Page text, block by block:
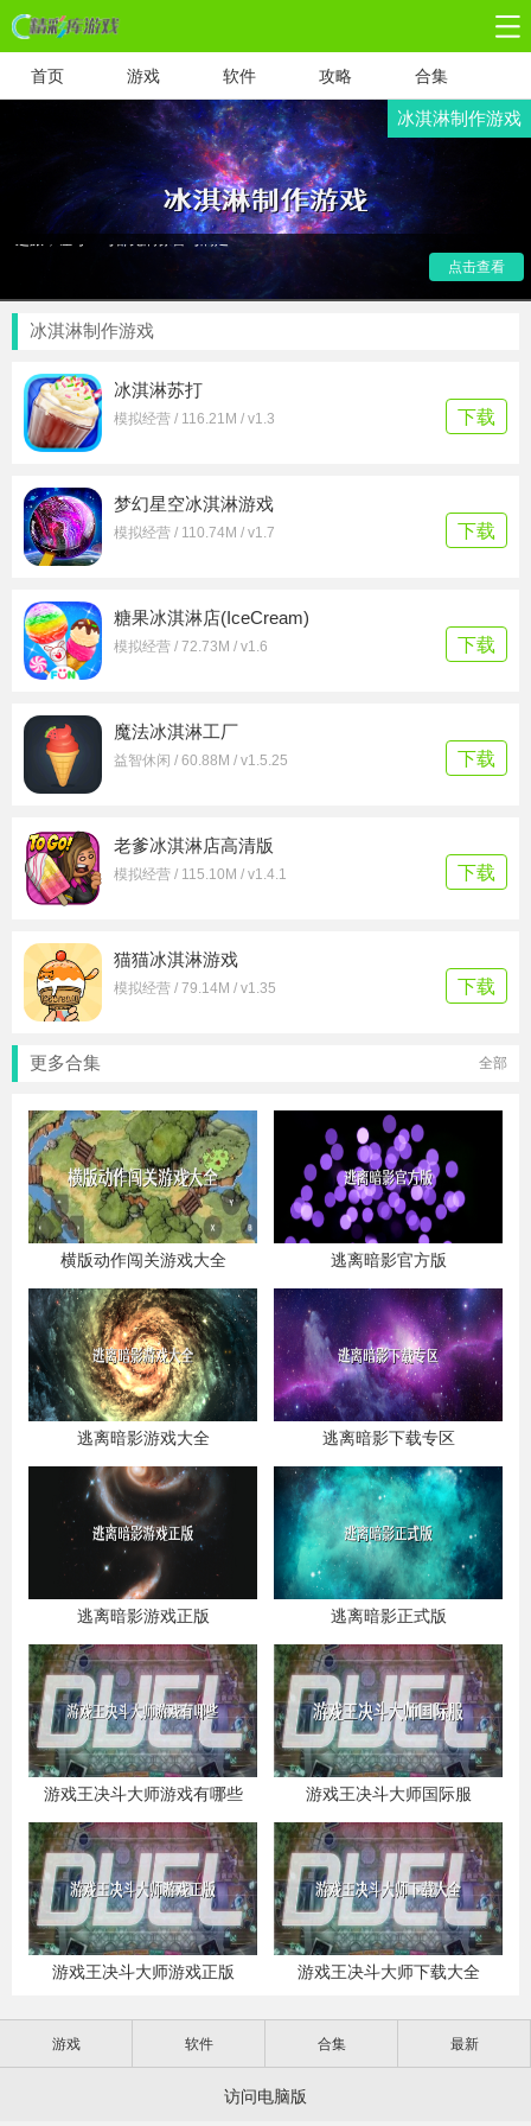
首页 游戏 软件 攻略 合集
冰淇淋制作游戏
"冰淇淋制作游戏应用合集，夏日甜蜜来袭！无论你是冰淇淋爱
好者还是创意大师，这里都有你的专属乐园。集合多款模拟经
营游戏，让你在手机屏幕上化身甜品大师，从经典口味到创意
混搭，海量冰淇淋配方等你解锁。经营你的冰淇淋小店，从选
材到装饰，每一步都充满乐趣与挑战。快来开启你的甜蜜制作
之旅，让每一勺都充满惊喜与满足！"
点击查看
冰淇淋制作游戏
冰淇淋苏打
模拟经营 / 116.21M / v1.3 下载
梦幻星空冰淇淋游戏
模拟经营 / 110.74M / v1.7 下载
糖果冰淇淋店(IceCream)
模拟经营 / 72.73M / v1.6 下载
魔法冰淇淋工厂
益智休闲 / 60.88M / v1.5.25 下载
老爹冰淇淋店高清版
模拟经营 / 115.10M / v1.4.1 下载
猫猫冰淇淋游戏
模拟经营 / 79.14M / v1.35 下载
更多合集 全部
横版动作闯关游戏大全 逃离暗影官方版
逃离暗影游戏大全 逃离暗影下载专区
逃离暗影游戏正版 逃离暗影正式版
游戏王决斗大师游戏有哪些 游戏王决斗大师国际服
游戏王决斗大师游戏正版 游戏王决斗大师下载大全
游戏 软件 合集 最新
访问电脑版